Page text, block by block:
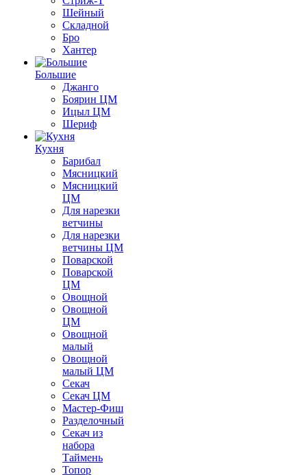
Шейный
Складной
Бро
Хантер
Большие
Джанго
Боярин ЦМ
Ицыл ЦМ
Шериф
Кухня
Барибал
Мясницкий
Мясницкий
ЦМ
Для нарезки
ветчины
Для нарезки
ветчины ЦМ
Поварской
Поварской
ЦМ
Овощной
Овощной
ЦМ
Овощной
малый
Овощной
малый ЦМ
Секач
Секач ЦМ
Мастер-Фиш
Разделочный
Секач из
набора
Таймень
Топор